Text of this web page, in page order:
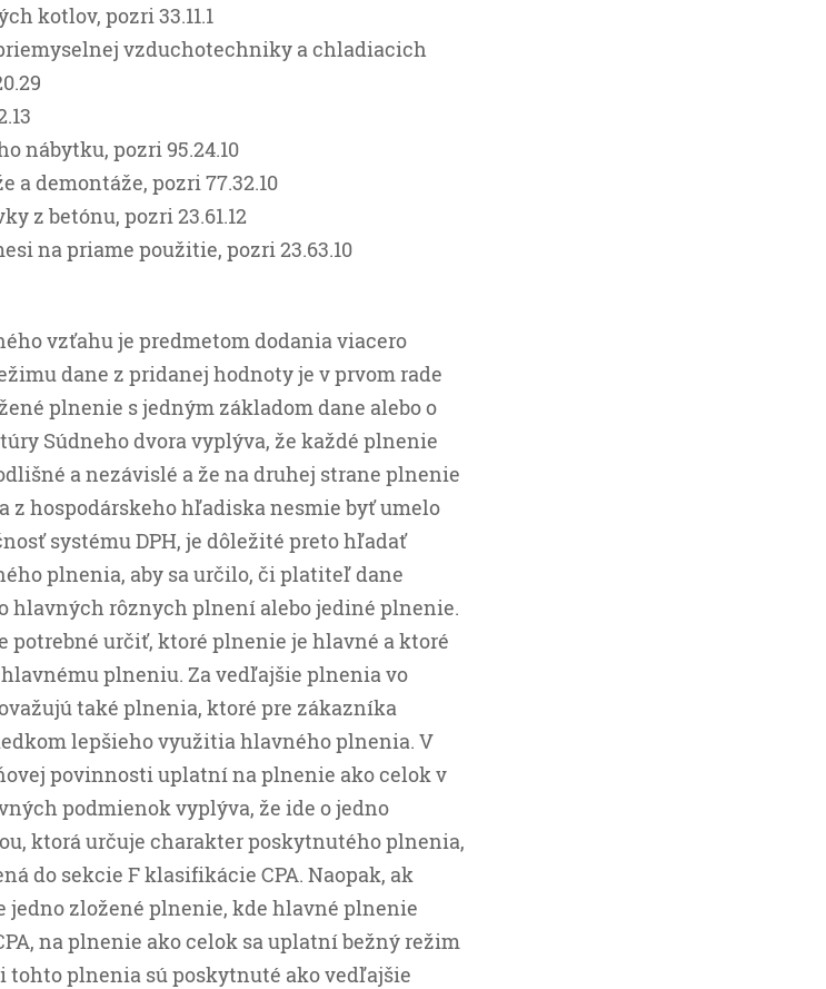
kotlov, pozri 33.11.1
vzduchotechniky a chladiacich
nábytku, pozri 95.24.10
a demontáže, pozri 77.32.10
z betónu, pozri 23.61.12
na priame použitie, pozri 23.63.10
vzťahu je predmetom dodania viacero
dane z pridanej hodnoty je v prvom rade
plnenie s jedným základom dane alebo o
Súdneho dvora vyplýva, že každé plnenie
a nezávislé a že na druhej strane plnenie
z hospodárskeho hľadiska nesmie byť umelo
systému DPH, je dôležité preto hľadať
plnenia, aby sa určilo, či platiteľ dane
hlavných rôznych plnení alebo jediné plnenie.
potrebné určiť, ktoré plnenie je hlavné a ktoré
plneniu. Za vedľajšie plnenia vo
také plnenia, ktoré pre zákazníka
lepšieho využitia hlavného plnenia. V
povinnosti uplatní na plnenie ako celok v
podmienok vyplýva, že ide o jedno
ktorá určuje charakter poskytnutého plnenia,
do sekcie F klasifikácie CPA. Naopak, ak
zložené plnenie, kde hlavné plnenie
na plnenie ako celok sa uplatní bežný režim
tohto plnenia sú poskytnuté ako vedľajšie